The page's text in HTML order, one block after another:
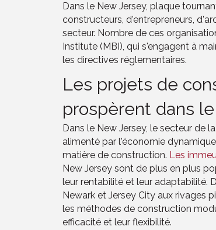
Dans le New Jersey, plaque
constructeurs, d'entrepreneurs,
secteur. Nombre de ces
Institute (MBI), qui s'engagent à
les directives réglementaires.
Les projets de
prospèrent dans
Dans le New Jersey, le secteur de
alimenté par l'économie
matière de construction. Les
New Jersey sont de plus en plus
leur rentabilité et leur adaptabilité.
Newark et Jersey City aux rivages
les méthodes de construction
efficacité et leur flexibilité.